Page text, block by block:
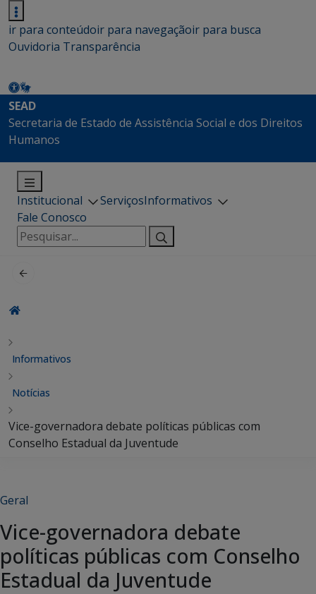
ir para conteúdoir para navegaçãoir para busca
Ouvidoria Transparência
SEAD
Secretaria de Estado de Assistência Social e dos Direitos
Humanos
Institucional ServiçosInformativos
Fale Conosco
Pesquisar
por:
Informativos
Notícias
Vice-governadora debate políticas públicas com
Conselho Estadual da Juventude
Geral
Vice-governadora debate
políticas públicas com Conselho
Estadual da Juventude